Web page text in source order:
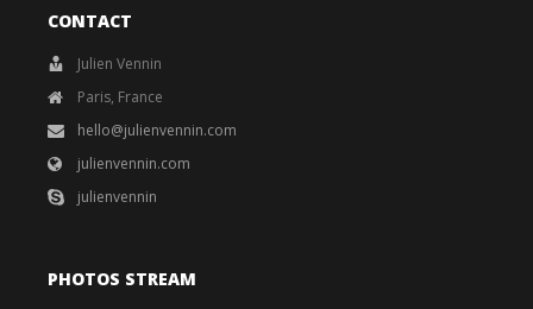
CONTACT
Julien Vennin
Paris, France
hello@julienvennin.com
julienvennin.com
julienvennin
PHOTOS STREAM